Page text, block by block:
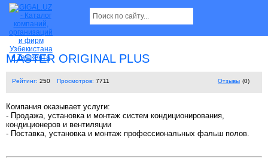
MASTER ORIGINAL PLUS
Рейтинг: 250 Просмотров: 7711 Отзывы (0)
Компания оказывает услуги:
- Продажа, установка и монтаж систем кондиционирования,
кондиционеров и вентиляции
- Поставка, установка и монтаж профессиональных фальш полов.